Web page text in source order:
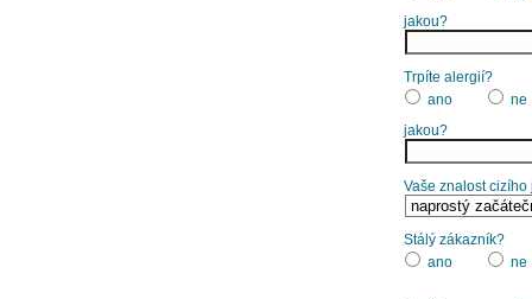
jakou?
Trpíte alergií?
ano
ne
jakou?
Vaše znalost cizího
Stálý zákazník?
ano
ne